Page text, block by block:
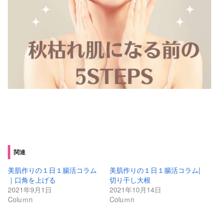
関連
美肌作りの１日１腸活コラム
｜口角を上げる
2021年9月1日
Coluｍn
美肌作りの１日１腸活コラム|
切り干し大根
2021年10月14日
Coluｍn